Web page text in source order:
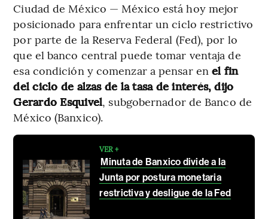
Ciudad de México — México está hoy mejor
posicionado para enfrentar un ciclo restrictivo
por parte de la Reserva Federal (Fed), por lo
que el banco central puede tomar ventaja de
esa condición y comenzar a pensar enel fin
del ciclo de alzas de la tasa de interés, dijo
Gerardo Esquivel, subgobernador de Banco de
México (Banxico).
VER +
Minuta de Banxico divide a la
Junta por postura monetaria
restrictiva y desligue de la Fed